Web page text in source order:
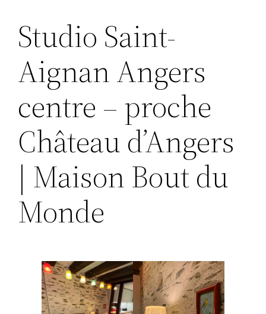
Studio Saint-
Aignan Angers
centre – proche
Château d’Angers
| Maison Bout du
Monde